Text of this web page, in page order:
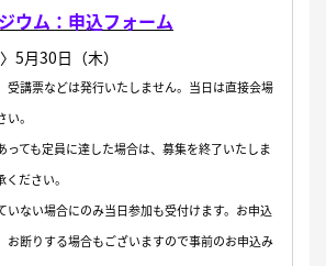
ウム：申込フォーム
5月30日（木）
講票などは発行いたしません。当日は直接会場
。
ても定員に達した場合は、募集を終了いたしま
ださい。
ない場合にのみ当日参加も受付けます。お申込
お断りする場合もございますので事前のお申込み